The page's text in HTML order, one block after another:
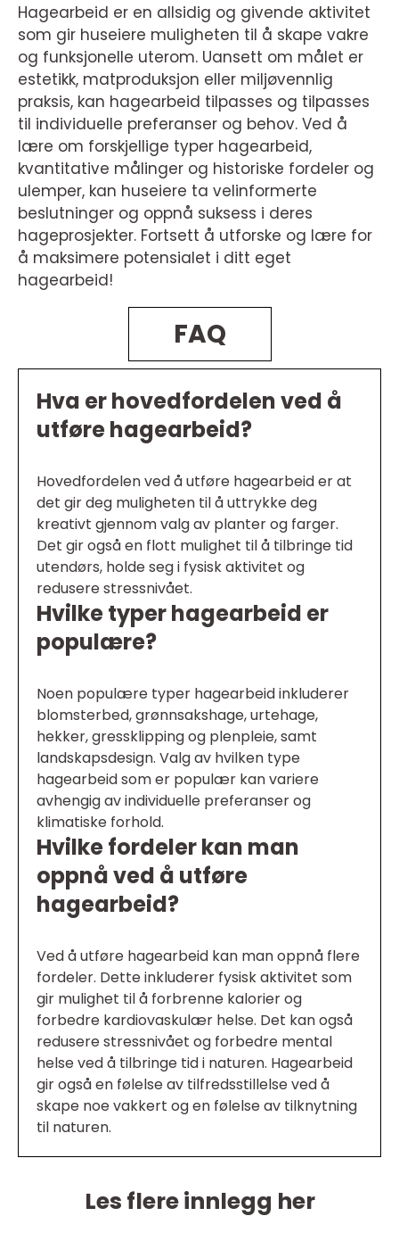
Hagearbeid er en allsidig og givende aktivitet
som gir huseiere muligheten til å skape vakre
og funksjonelle uterom. Uansett om målet er
estetikk, matproduksjon eller miljøvennlig
praksis, kan hagearbeid tilpasses og tilpasses
til individuelle preferanser og behov. Ved å
lære om forskjellige typer hagearbeid,
kvantitative målinger og historiske fordeler og
ulemper, kan huseiere ta velinformerte
beslutninger og oppnå suksess i deres
hageprosjekter. Fortsett å utforske og lære for
å maksimere potensialet i ditt eget
hagearbeid!
FAQ
Hva er hovedfordelen ved å
utføre hagearbeid?
Hovedfordelen ved å utføre hagearbeid er at
det gir deg muligheten til å uttrykke deg
kreativt gjennom valg av planter og farger.
Det gir også en flott mulighet til å tilbringe tid
utendørs, holde seg i fysisk aktivitet og
redusere stressnivået.
Hvilke typer hagearbeid er
populære?
Noen populære typer hagearbeid inkluderer
blomsterbed, grønnsakshage, urtehage,
hekker, gressklipping og plenpleie, samt
landskapsdesign. Valg av hvilken type
hagearbeid som er populær kan variere
avhengig av individuelle preferanser og
klimatiske forhold.
Hvilke fordeler kan man
oppnå ved å utføre
hagearbeid?
Ved å utføre hagearbeid kan man oppnå flere
fordeler. Dette inkluderer fysisk aktivitet som
gir mulighet til å forbrenne kalorier og
forbedre kardiovaskulær helse. Det kan også
redusere stressnivået og forbedre mental
helse ved å tilbringe tid i naturen. Hagearbeid
gir også en følelse av tilfredsstillelse ved å
skape noe vakkert og en følelse av tilknytning
til naturen.
Les flere innlegg her